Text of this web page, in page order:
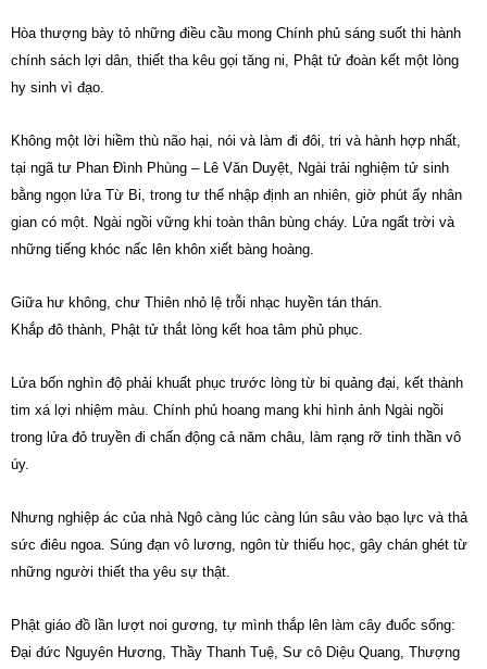
Hòa thượng bày tỏ những điều cầu mong Chính phủ sáng suốt thi hành
chính sách lợi dân, thiết tha kêu gọi tăng ni, Phật tử đoàn kết một lòng
hy sinh vì đạo.
Không một lời hiềm thù não hại, nói và làm đi đôi, tri và hành hợp nhất,
tại ngã tư Phan Đình Phùng – Lê Văn Duyệt, Ngài trải nghiệm tử sinh
bằng ngọn lửa Từ Bi, trong tư thế nhập định an nhiên, giờ phút ấy nhân
gian có một. Ngài ngồi vững khi toàn thân bùng cháy. Lửa ngất trời và
những tiếng khóc nấc lên khôn xiết bàng hoàng.
Giữa hư không, chư Thiên nhỏ lệ trỗi nhạc huyền tán thán.
Khắp đô thành, Phật tử thắt lòng kết hoa tâm phủ phục.
Lửa bốn nghìn độ phải khuất phục trước lòng từ bi quảng đại, kết thành
tim xá lợi nhiệm màu. Chính phủ hoang mang khi hình ảnh Ngài ngồi
trong lửa đỏ truyền đi chấn động cả năm châu, làm rạng rỡ tinh thần vô
úy.
Nhưng nghiệp ác của nhà Ngô càng lúc càng lún sâu vào bạo lực và thả
sức điêu ngoa. Súng đạn vô lương, ngôn từ thiếu học, gây chán ghét từ
những người thiết tha yêu sự thật.
Phật giáo đồ lần lượt noi gương, tự mình thắp lên làm cây đuốc sống:
Đại đức Nguyên Hương, Thầy Thanh Tuệ, Sư cô Diệu Quang, Thượng